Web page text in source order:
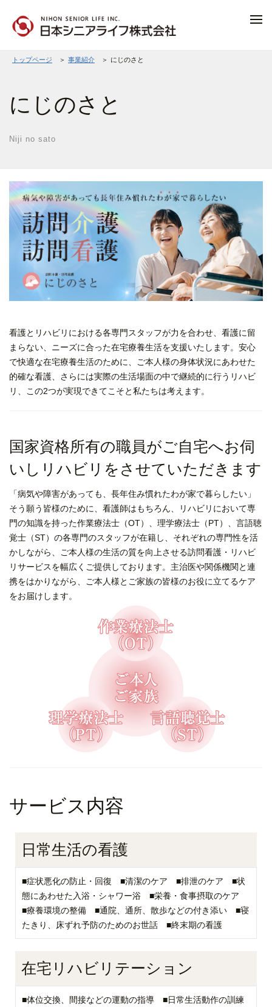
トップページ ＞ 事業紹介 ＞ にじのさと
にじのさと
Niji no sato
看護とリハビリにおける各専門スタッフが力を合わせ、看護に留
まらない、ニーズに合った在宅療養生活を支援いたします。安心
で快適な在宅療養生活のために、ご本人様の身体状況にあわせた
的確な看護、さらには実際の生活場面の中で継続的に行うリハビ
リ、この2つが実現できてこそと私たちは考えます。
国家資格所有の職員がご自宅へお伺
いしリハビリをさせていただきます
「病気や障害があっても、長年住み慣れたわが家で暮らしたい」
そう願う皆様のために、看護師はもちろん、リハビリにおいて専
門の知識を持った作業療法士（OT）、理学療法士（PT）、言語聴
覚士（ST）の各専門のスタッフが在籍し、それぞれの専門性を活
かしながら、ご本人様の生活の質を向上させる訪問看護・リハビ
リサービスを幅広くご提供しております。主治医や関係機関と連
携をはかりながら、ご本人様とご家族の皆様のお役に立てるケア
をお届けします。
サービス内容
日常生活の看護
■症状悪化の防止・回復 ■清潔のケア ■排泄のケア ■状
態にあわせた入浴・シャワー浴 ■栄養・食事摂取のケア
■療養環境の整備 ■通院、通所、散歩などの付き添い ■寝
たきり、床ずれ予防のためのお世話 ■終末期の看護
在宅リハビリテーション
■体位交換、間接などの運動の指導 ■日常生活動作の訓練